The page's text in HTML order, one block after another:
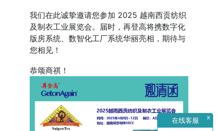
在线客服 x
我们在此诚挚邀请您参加 2025 越南西贡纺织
及制衣工业展览会。届时，再登高将携数字化
版房系统、数智化工厂系统华丽亮相，期待与
您相见！
恭颂商祺！